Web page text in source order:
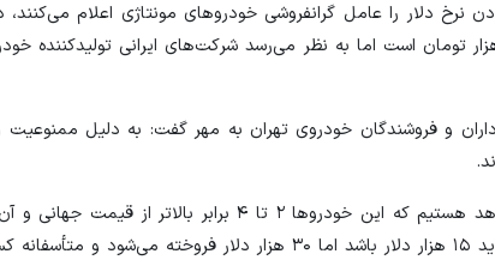
نرخ دلار را عامل گرانفروشی خودروهای مونتاژی اعلام می‌کنند،
و فروشندگان خودروی تهران به مهر گفت: به دلیل ممنوعیت